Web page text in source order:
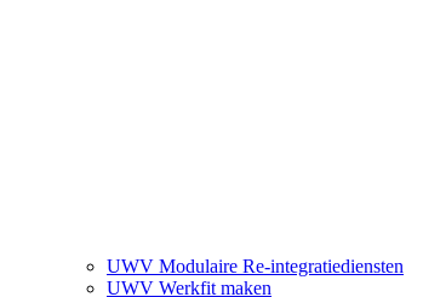
UWV Modulaire Re-integratiediensten
UWV Werkfit maken